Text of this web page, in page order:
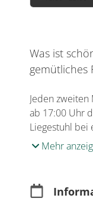
Was ist
gemütliches
Jeden
ab 17:00 Uhr
Liegestuhl bei
Mehr